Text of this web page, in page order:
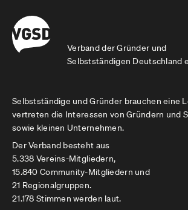
Verband der Gründer und
Selbstständigen Deutschland
Selbstständige und Gründer brauchen eine
vertreten die Interessen von Gründern und
sowie kleinen Unternehmen.
Der Verband besteht aus
5.338 Vereins-Mitgliedern,
15.840 Community-Mitgliedern und
21 Regionalgruppen.
21.178 Stimmen werden laut.